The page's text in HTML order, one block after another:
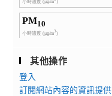
其他操作
登入
訂閱網站內容的資訊提供